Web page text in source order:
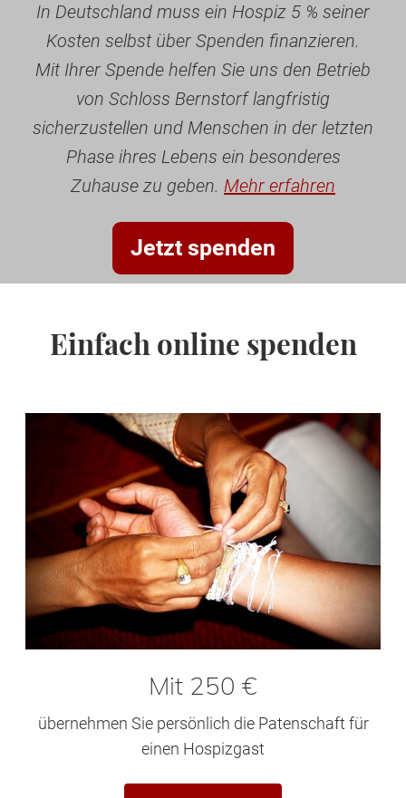
In Deutschland muss ein Hospiz 5 % seiner
Kosten selbst über Spenden finanzieren.
Mit Ihrer Spende helfen Sie uns den Betrieb
von Schloss Bernstorf langfristig
sicherzustellen und Menschen in der letzten
Phase ihres Lebens ein besonderes
Zuhause zu geben. Mehr erfahren
Jetzt spenden
Einfach online spenden
Mit 250 €
übernehmen Sie persönlich die Patenschaft für
einen Hospizgast